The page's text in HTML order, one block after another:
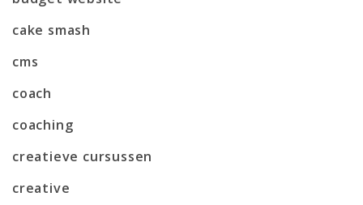
cake smash
cms
coach
coaching
creatieve cursussen
creative